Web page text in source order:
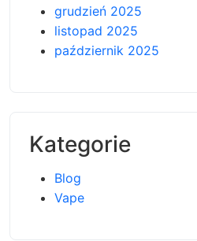
grudzień 2025
listopad 2025
październik 2025
Kategorie
Blog
Vape